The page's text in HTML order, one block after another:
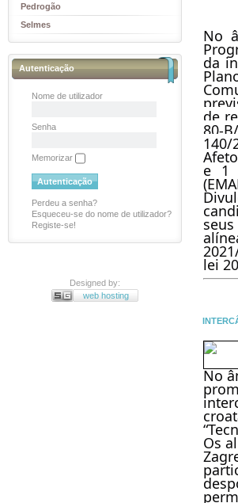
Pedrogão
Selmes
Autenticação
Nome de utilizador
Senha
Memorizar
Perdeu a senha?
Esqueceu-se do nome de utilizador?
Registe-se!
Designed by:
web hosting
No
da
de
80-
140/
e 1
No
Os